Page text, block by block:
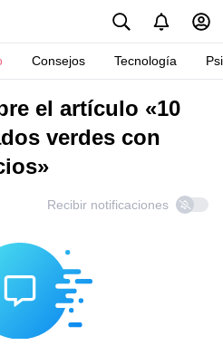
Consejos Tecnología
el artículo «10
verdes con
Recibir notificaciones